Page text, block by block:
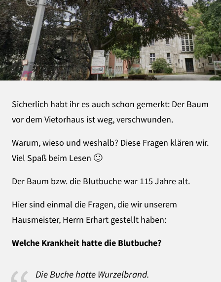
Sicherlich habt ihr es auch schon gemerkt: Der Baum
vor dem Vietorhaus ist weg, verschwunden.
Warum, wieso und weshalb? Diese Fragen klären wir.
Viel Spaß beim Lesen 🙂
Der Baum bzw. die Blutbuche war 115 Jahre alt.
Hier sind einmal die Fragen, die wir unserem
Hausmeister, Herrn Erhart gestellt haben:
Welche Krankheit hatte die Blutbuche?
Die Buche hatte Wurzelbrand.